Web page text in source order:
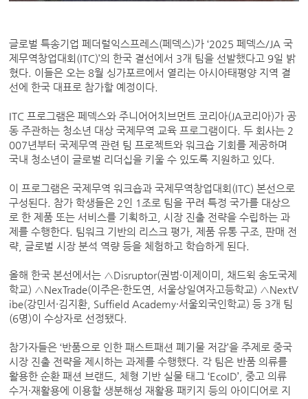
글로벌 특송기업 페더럴익스프레스(페덱스)가 ‘2025 페덱스/JA 국
제무역창업대회(ITC)’의 한국 결선에서 3개 팀을 선발했다고 9일 밝
혔다. 이들은 오는 8월 싱가포르에서 열리는 아시아태평양 지역 결
선에 한국 대표로 참가할 예정이다.
ITC 프로그램은 페덱스와 주니어어치브먼트 코리아(JA코리아)가 공
동 주관하는 청소년 대상 국제무역 교육 프로그램이다. 두 회사는 2
007년부터 국제무역 관련 팀 프로젝트와 워크숍 기회를 제공하며
국내 청소년이 글로벌 리더십을 키울 수 있도록 지원하고 있다.
이 프로그램은 국제무역 워크숍과 국제무역창업대회(ITC) 본선으로
구성된다. 참가 학생들은 2인 1조로 팀을 꾸려 특정 국가를 대상으
로 한 제품 또는 서비스를 기획하고, 시장 진출 전략을 수립하는 과
제를 수행한다. 팀워크 기반의 리스크 평가, 제품 유통 구조, 판매 전
략, 글로벌 시장 분석 역량 등을 체험하고 학습하게 된다.
올해 한국 본선에서는 △Disruptor(권범·이제이미, 채드윅 송도국제
학교) △NexTrade(이주은·한도연, 서울상일여자고등학교) △NextV
ibe(강민서·김지환, Suffield Academy·서울외국인학교) 등 3개 팀
(6명)이 수상자로 선정됐다.
참가자들은 ‘반품으로 인한 패스트패션 폐기물 저감’을 주제로 중국
시장 진출 전략을 제시하는 과제를 수행했다. 각 팀은 반품 의류를
활용한 순환 패션 브랜드, 체형 기반 실물 태그 ‘EcoID’, 중고 의류
수거·재활용에 이용할 생분해성 재활용 패키지 등의 아이디어로 지